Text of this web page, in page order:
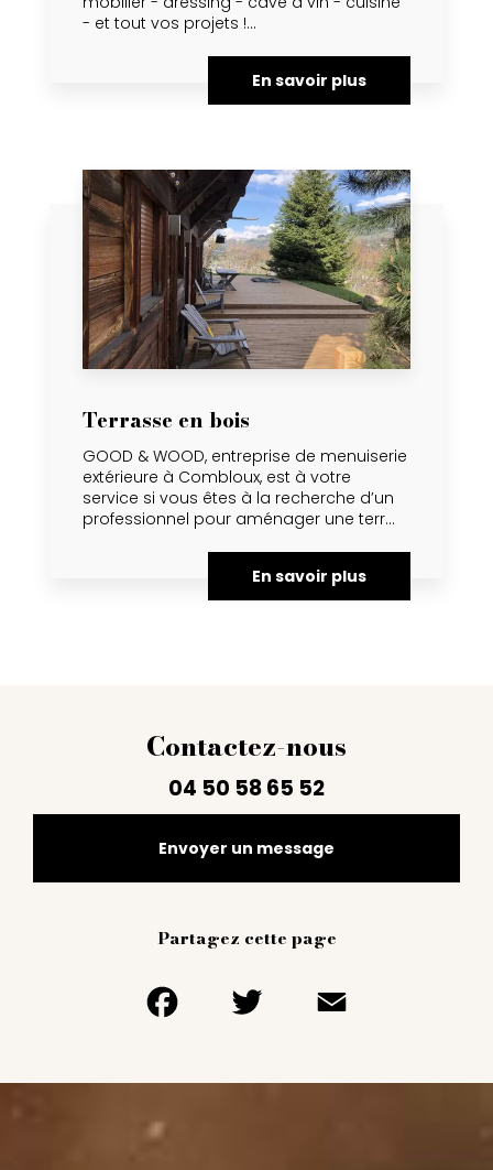
- et tout vos projets !...
En savoir plus
Terrasse en bois
GOOD & WOOD, entreprise de menuiserie
extérieure à Combloux, est à votre
service si vous êtes à la recherche d’un
professionnel pour aménager une terr...
En savoir plus
Contactez-nous
04 50 58 65 52
Envoyer un message
Partagez cette page